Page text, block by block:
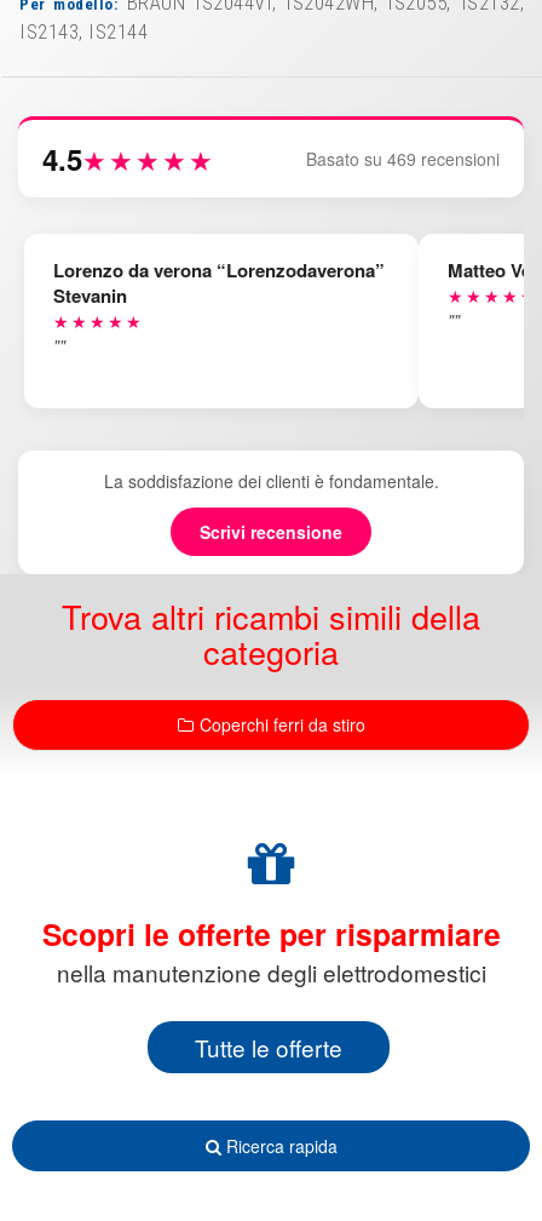
Per modello:
IS2143, IS2144
4.5★★★★★ Basato su 469 recensioni
Lorenzo da verona “Lorenzodaverona”
Stevanin
★★★★★
""
Matteo
★★★★★
""
La soddisfazione dei clienti è fondamentale.
Scrivi recensione
Trova altri ricambi simili della
categoria
Coperchi ferri da stiro
Scopri le offerte per risparmiare
nella manutenzione degli elettrodomestici
Tutte le offerte
Ricerca rapida